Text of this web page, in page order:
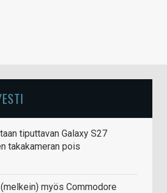
tiputtavan Galaxy S27
takakameran pois
myös Commodore